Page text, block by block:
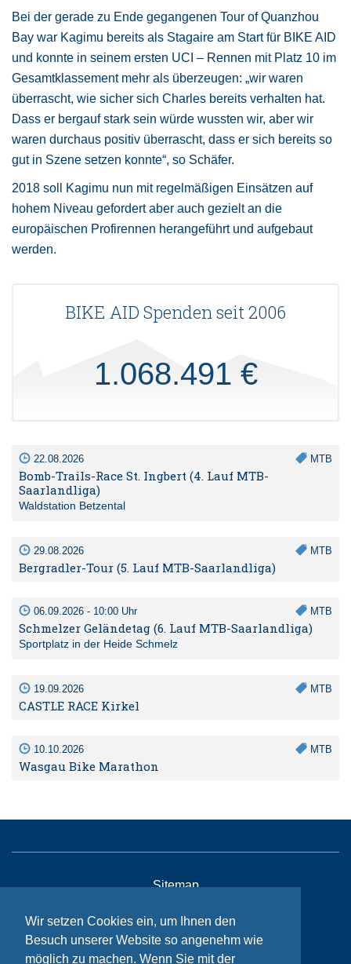
Wir setzen Cookies ein, um Ihnen den
Besuch unserer Website so angenehm wie
möglich zu machen. Wenn Sie mit der
Bei der gerade zu Ende gegangenen Tour of Quanzhou
Bay war Kagimu bereits als Stagaire am Start für BIKE AID
und konnte in seinem ersten UCI – Rennen mit Platz 10 im
Gesamtklassement mehr als überzeugen: „wir waren
überrascht, wie sicher sich Charles bereits verhalten hat.
Dass er bergauf stark sein würde wussten wir, aber wir
waren durchaus positiv überrascht, dass er sich bereits so
gut in Szene setzen konnte“, so Schäfer.
2018 soll Kagimu nun mit regelmäßigen Einsätzen auf
hohem Niveau gefordert aber auch gezielt an die
europäischen Profirennen herangeführt und aufgebaut
werden.
BIKE AID Spenden seit 2006
1.068.491 €
22.08.2026 MTB
Bomb-Trails-Race St. Ingbert (4. Lauf MTB-
Saarlandliga)
Waldstation Betzental
29.08.2026 MTB
Bergradler-Tour (5. Lauf MTB-Saarlandliga)
06.09.2026 - 10:00 Uhr MTB
Schmelzer Geländetag (6. Lauf MTB-Saarlandliga)
Sportplatz in der Heide Schmelz
19.09.2026 MTB
CASTLE RACE Kirkel
10.10.2026 MTB
Wasgau Bike Marathon
Sitemap
Impressum